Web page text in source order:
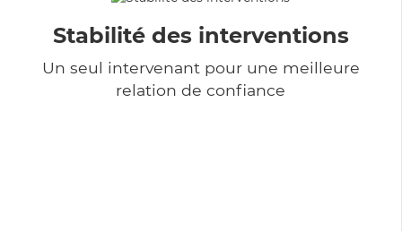
Stabilité des interventions
Un seul intervenant pour une meilleure
relation de confiance